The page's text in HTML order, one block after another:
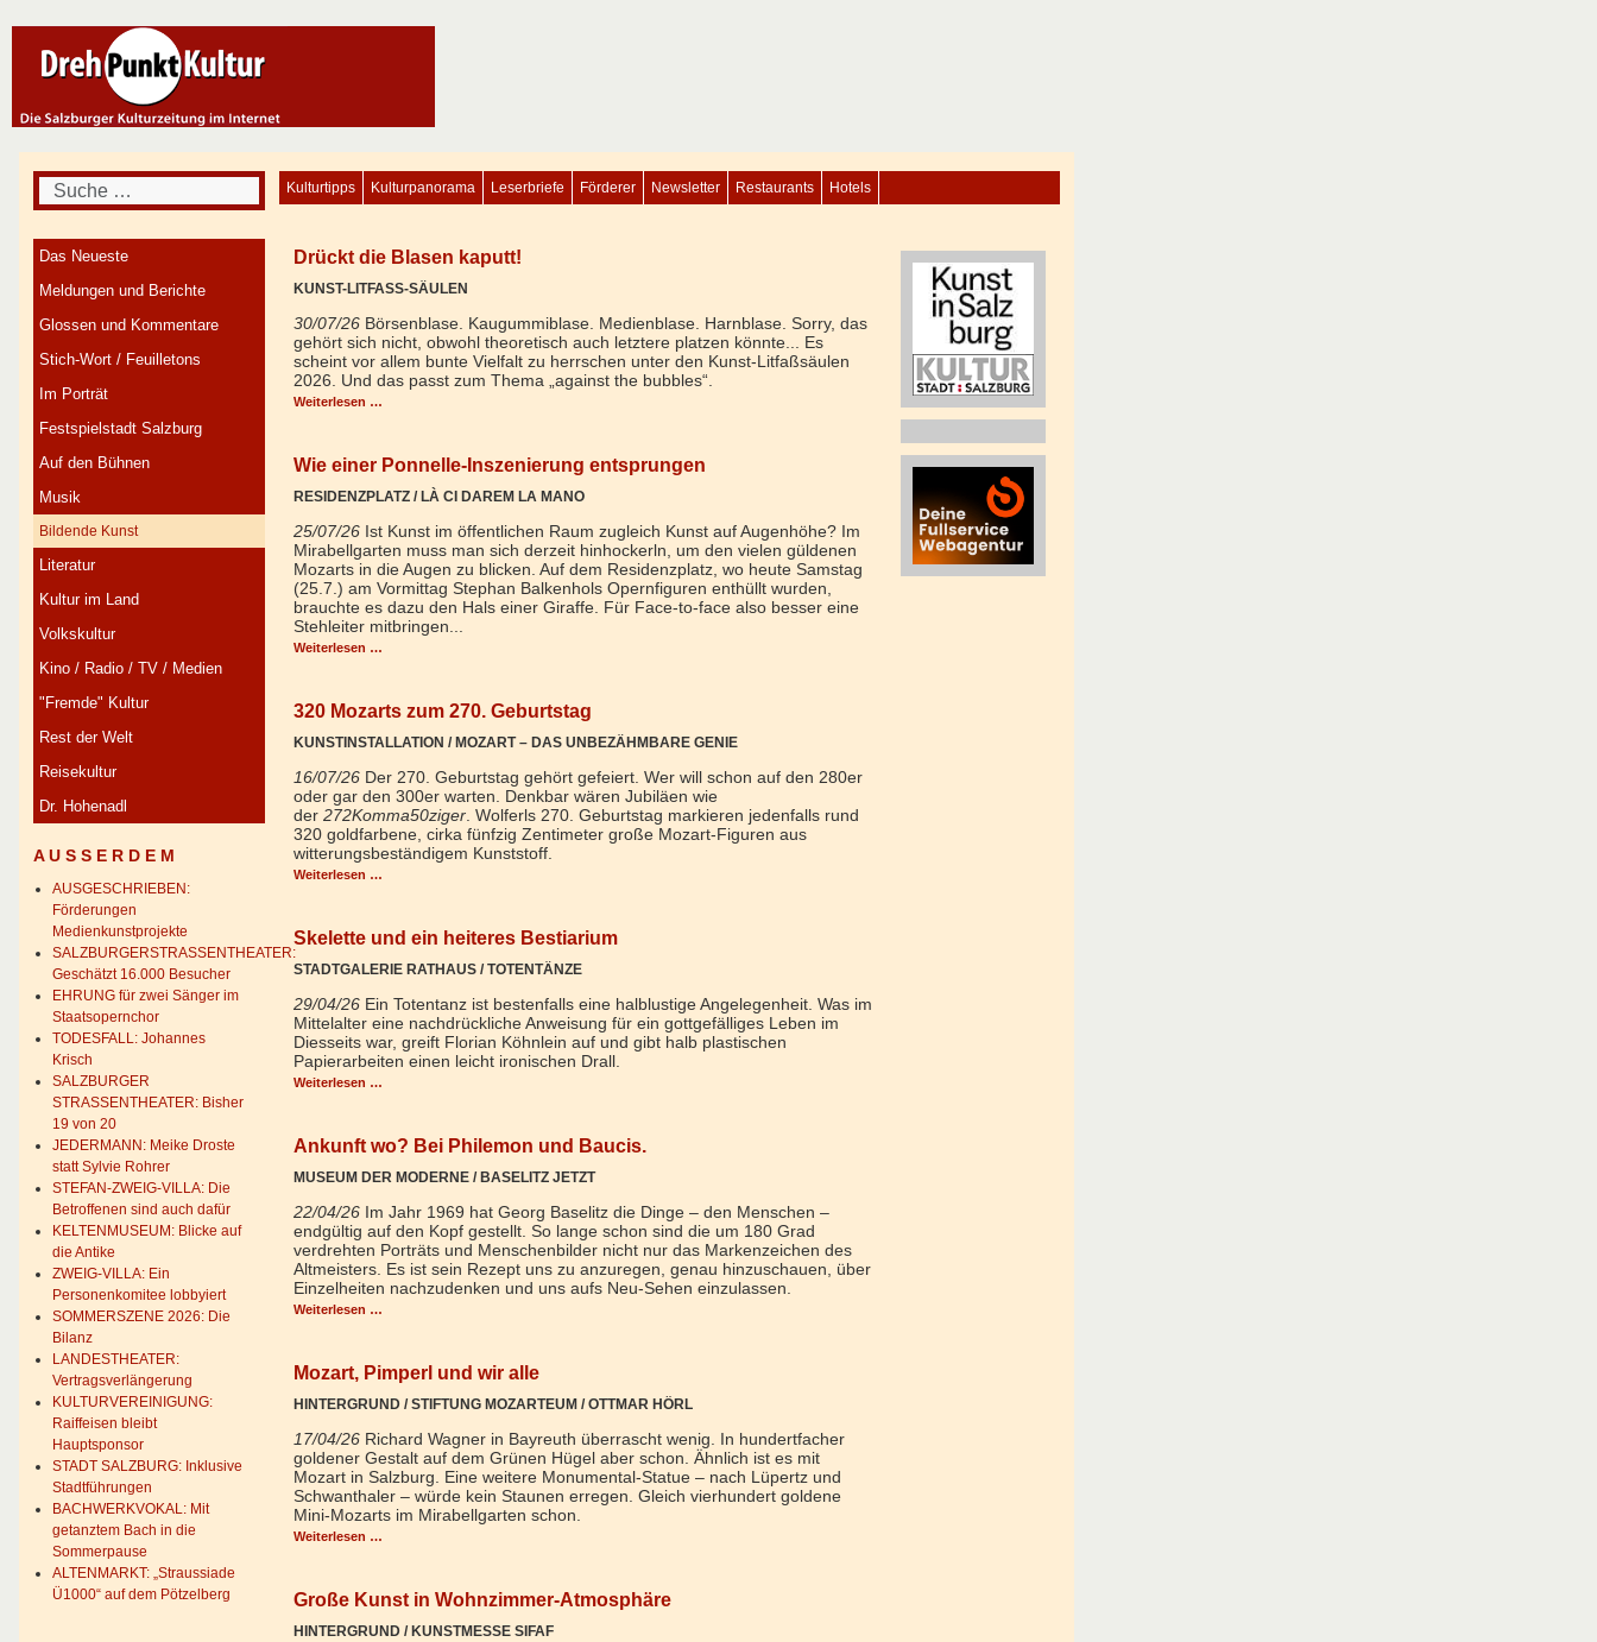
Suchen Hotels
Restaurants
Newsletter
Förderer
Leserbriefe
Kulturpanorama
Kulturtipps
Das Neueste
Meldungen und Berichte
Glossen und Kommentare
Stich-Wort / Feuilletons
Im Porträt
Festspielstadt Salzburg
Auf den Bühnen
Musik
Bildende Kunst
Literatur
Kultur im Land
Volkskultur
Kino / Radio / TV / Medien
"Fremde" Kultur
Rest der Welt
Reisekultur
Dr. Hohenadl
A U S S E R D E M
AUSGESCHRIEBEN:
Förderungen
Medienkunstprojekte
SALZBURGERSTRASSENTHEATER:
Geschätzt 16.000 Besucher
EHRUNG für zwei Sänger im
Staatsopernchor
TODESFALL: Johannes
Krisch
SALZBURGER
STRASSENTHEATER: Bisher
19 von 20
JEDERMANN: Meike Droste
statt Sylvie Rohrer
STEFAN-ZWEIG-VILLA: Die
Betroffenen sind auch dafür
KELTENMUSEUM: Blicke auf
die Antike
ZWEIG-VILLA: Ein
Personenkomitee lobbyiert
SOMMERSZENE 2026: Die
Bilanz
LANDESTHEATER:
Vertragsverlängerung
KULTURVEREINIGUNG:
Raiffeisen bleibt
Hauptsponsor
STADT SALZBURG: Inklusive
Stadtführungen
BACHWERKVOKAL: Mit
getanztem Bach in die
Sommerpause
ALTENMARKT: „Straussiade
Ü1000“ auf dem Pötzelberg
Drückt die Blasen kaputt!
KUNST-LITFASS-SÄULEN
30/07/26 Börsenblase. Kaugummiblase. Medienblase. Harnblase. Sorry, das
gehört sich nicht, obwohl theoretisch auch letztere platzen könnte... Es
scheint vor allem bunte Vielfalt zu herrschen unter den Kunst-Litfaßsäulen
2026. Und das passt zum Thema „against the bubbles“.
Weiterlesen …
Wie einer Ponnelle-Inszenierung entsprungen
RESIDENZPLATZ / LÀ CI DAREM LA MANO
25/07/26 Ist Kunst im öffentlichen Raum zugleich Kunst auf Augenhöhe? Im
Mirabellgarten muss man sich derzeit hinhockerln, um den vielen güldenen
Mozarts in die Augen zu blicken. Auf dem Residenzplatz, wo heute Samstag
(25.7.) am Vormittag Stephan Balkenhols Opernfiguren enthüllt wurden,
brauchte es dazu den Hals einer Giraffe. Für Face-to-face also besser eine
Stehleiter mitbringen...
Weiterlesen …
320 Mozarts zum 270. Geburtstag
KUNSTINSTALLATION / MOZART – DAS UNBEZÄHMBARE GENIE
16/07/26 Der 270. Geburtstag gehört gefeiert. Wer will schon auf den 280er
oder gar den 300er warten. Denkbar wären Jubiläen wie
der 272Komma50ziger . Wolferls 270. Geburtstag markieren jedenfalls rund
320 goldfarbene, cirka fünfzig Zentimeter große Mozart-Figuren aus
witterungsbeständigem Kunststoff.
Weiterlesen …
Skelette und ein heiteres Bestiarium
STADTGALERIE RATHAUS / TOTENTÄNZE
29/04/26 Ein Totentanz ist bestenfalls eine halblustige Angelegenheit. Was im
Mittelalter eine nachdrückliche Anweisung für ein gottgefälliges Leben im
Diesseits war, greift Florian Köhnlein auf und gibt halb plastischen
Papierarbeiten einen leicht ironischen Drall.
Weiterlesen …
Ankunft wo? Bei Philemon und Baucis.
MUSEUM DER MODERNE / BASELITZ JETZT
22/04/26 Im Jahr 1969 hat Georg Baselitz die Dinge – den Menschen –
endgültig auf den Kopf gestellt. So lange schon sind die um 180 Grad
verdrehten Porträts und Menschenbilder nicht nur das Markenzeichen des
Altmeisters. Es ist sein Rezept uns zu anzuregen, genau hinzuschauen, über
Einzelheiten nachzudenken und uns aufs Neu-Sehen einzulassen.
Weiterlesen …
Mozart, Pimperl und wir alle
HINTERGRUND / STIFTUNG MOZARTEUM / OTTMAR HÖRL
17/04/26 Richard Wagner in Bayreuth überrascht wenig. In hundertfacher
goldener Gestalt auf dem Grünen Hügel aber schon. Ähnlich ist es mit
Mozart in Salzburg. Eine weitere Monumental-Statue – nach Lüpertz und
Schwanthaler – würde kein Staunen erregen. Gleich vierhundert goldene
Mini-Mozarts im Mirabellgarten schon.
Weiterlesen …
Große Kunst in Wohnzimmer-Atmosphäre
HINTERGRUND / KUNSTMESSE SIFAF